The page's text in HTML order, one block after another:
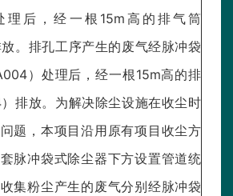
理后，经一根15m高的排气筒
放。排孔工序产生的废气经脉冲袋
）处理后，经一根15m高的排
排放。为解决除尘设施在收尘时
题，本项目沿用原有项目收尘方
脉冲袋式除尘器下方设置管道统
集粉尘产生的废气分别经脉冲袋